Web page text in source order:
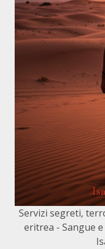
Servizi segreti,
eritrea - Sangue